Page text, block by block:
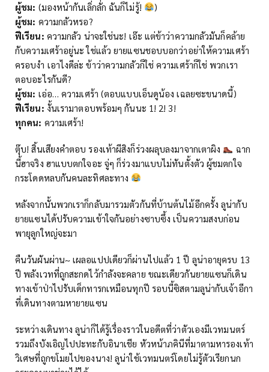
ผู้ชม: (มองหน้ากันเลิ่กลั่ก ฉันก็ไม่รู้!
)
ผู้ชม: ความกลัวหรอ?
ฟีเรียน: ความกลัว น่าจะใช่นะ! เอ๊ะ แต่ข้าว่าความกลัวมันก็คล้าย
กับความเศร้าอยู่นะ ใช่แล้ว ยายแซนชอบบอกว่าอย่าให้ความเศร้า
ครอบงำ เอาไงดีล่ะ ข้าว่าความกลัวก็ใช่ ความเศร้าก็ใช่ พวกเรา
ตอบอะไรกันดี?
ผู้ชม: เอ่อ… ความเศร้า (ตอบแบบเอ็นดูน้อง เฉลยซะขนาดนี้)
ฟีเรียน: งั้นเรามาตอบพร้อมๆ กันนะ 1! 2! 3!
ทุกคน: ความเศร้า!
ตุ๊บ! สิ้นเสียงคำตอบ รองเท้าผีสิงก็ร่วงผลุบลงมาจากเตาผิง
ฉาก
นี้ฮาจริง ฮาแบบตกใจอะ จู่ๆ ก็ร่วงมาแบบไม่ทันตั้งตัว ผู้ชมตกใจ
กระโดดหลบกันคนละทิศละทาง
หลังจากนั้นพวกเราก็กลับมารวมตัวกันที่บ้านต้นไม้อีกครั้ง ลูน่ากับ
ยายแซนได้ปรับความเข้าใจกันอย่างซาบซึ้ง เป็นความสงบก่อน
พายุลูกใหญ่จะมา
คืนวันผันผ่าน~ เผลอแปปเดียวก็ผ่านไปแล้ว 1 ปี ลูน่าอายุครบ 13
ปี พลังเวทที่ถูกสะกดไว้กำลังจะคลาย ขณะเดียวกันยายแซนก็เดิน
ทางเข้าป่าไปรับเด็กทารกเหมือนทุกปี รอบนี้ซิสตามลูน่ากับเจ้าอีกา
ที่เดินทางตามหายายแซน
ระหว่างเดินทาง ลูน่าก็ได้รู้เรื่องราวในอดีตที่ว่าตัวเองมีเวทมนตร์
รวมถึงบังเอิญไปปะทะกับอินาเชีย หัวหน้าภคินีที่มาตามหารองเท้า
วิเศษที่ถูกขโมยไปของนาง! ลูน่าใช้เวทมนตร์โดยไม่รู้ตัวเรียกนก